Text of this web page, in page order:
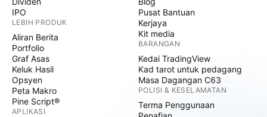
IPO
LEBIH PRODUK
Aliran Berita
Portfolio
Graf Asas
Keluk Hasil
Opsyen
Peta Makro
Pine Script®
APLIKASI
Pusat Bantuan
Kerjaya
Kit media
BARANGAN
Kedai TradingView
Kad tarot untuk pedagang
Masa Dagangan C63
POLISI & KESELAMATAN
Terma Penggunaan